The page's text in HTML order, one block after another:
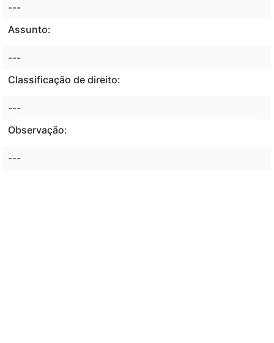
---
Assunto:
---
Classificação de direito:
---
Observação:
---